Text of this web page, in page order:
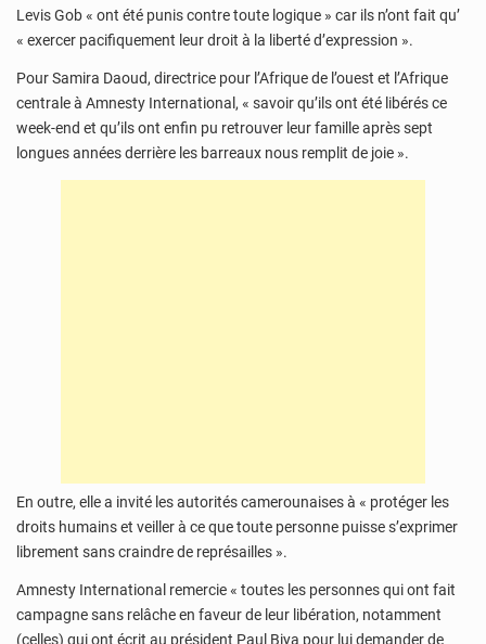
Levis Gob « ont été punis contre toute logique » car ils n’ont fait qu’
« exercer pacifiquement leur droit à la liberté d’expression ».
Pour Samira Daoud, directrice pour l’Afrique de l’ouest et l’Afrique
centrale à Amnesty International, « savoir qu’ils ont été libérés ce
week-end et qu’ils ont enfin pu retrouver leur famille après sept
longues années derrière les barreaux nous remplit de joie ».
En outre, elle a invité les autorités camerounaises à « protéger les
droits humains et veiller à ce que toute personne puisse s’exprimer
librement sans craindre de représailles ».
Amnesty International remercie « toutes les personnes qui ont fait
campagne sans relâche en faveur de leur libération, notamment
(celles) qui ont écrit au président Paul Biya pour lui demander de